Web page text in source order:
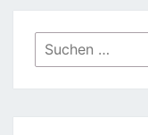
Suchen
nach: